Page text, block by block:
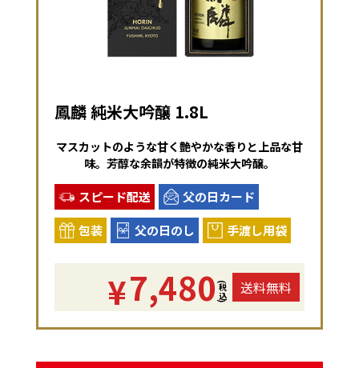
鳳麟 純米大吟醸 1.8L
マスカットのような甘く艶やかな香りと上品な甘
味。芳醇な余韻が特徴の純米大吟醸。
スピード配送
父の日カード
包装
父の日のし 手渡し用袋
¥7,480(税込) 送料無料